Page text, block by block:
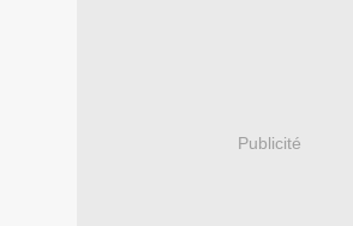
Publicité